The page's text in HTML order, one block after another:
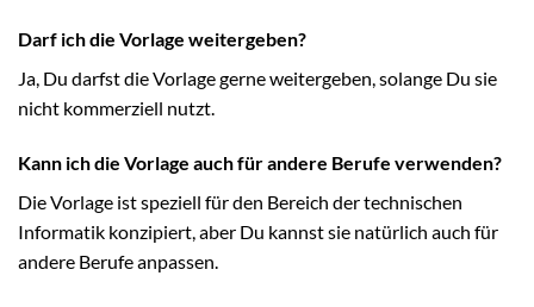
Darf ich die Vorlage weitergeben?
Ja, Du darfst die Vorlage gerne weitergeben, solange Du sie
nicht kommerziell nutzt.
Kann ich die Vorlage auch für andere Berufe verwenden?
Die Vorlage ist speziell für den Bereich der technischen
Informatik konzipiert, aber Du kannst sie natürlich auch für
andere Berufe anpassen.